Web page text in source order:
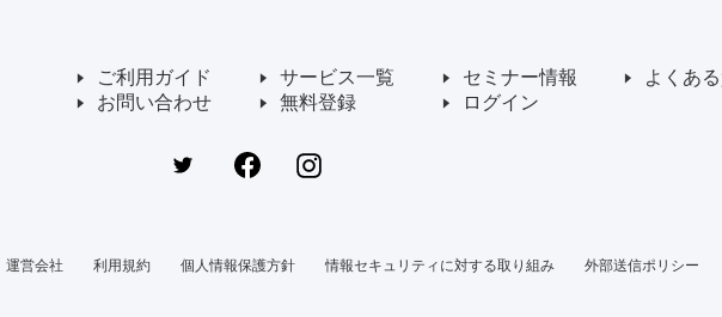
ご利用ガイド サービス一覧 セミナー情報
よくあ
お問い合わせ
無料登録 ログイン
運営会社 利用規約 個人情報保護方針 情報セキュリティに対する取り組み 外部送信ポリシー